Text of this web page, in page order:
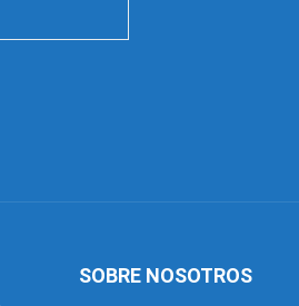
SOBRE NOSOTROS